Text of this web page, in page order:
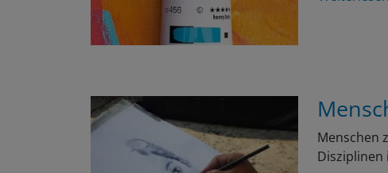
Menschen
Disziplinen